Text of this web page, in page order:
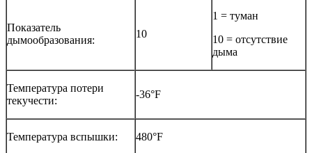
Показатель
дымообразования:
10
1 = туман
10 = отсутствие
дыма
Температура потери
текучести:
-36°F
Температура вспышки: 480°F